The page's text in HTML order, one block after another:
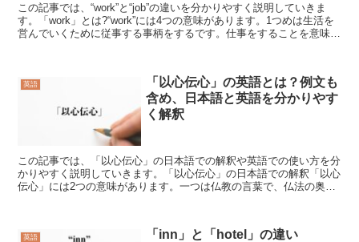
この記事では、“work”と“job”の違いを分かりやすく説明していきま
す。「work」とは?“work”には4つの意味があります。1つめは生活を
営んでいくために従事する事柄をするです。仕事をすることを意味し
英語
「以心伝心」の英語とは？例文も
含め、日本語と英語を分かりやす
く解釈
この記事では、「以心伝心」の日本語での解釈や英語での使い方を分
かりやすく説明していきます。「以心伝心」の日本語での解釈「以心
伝心」には2つの意味があります。一つは仏教の言葉で、仏法の奥深
英語
「inn」と「hotel」の違い